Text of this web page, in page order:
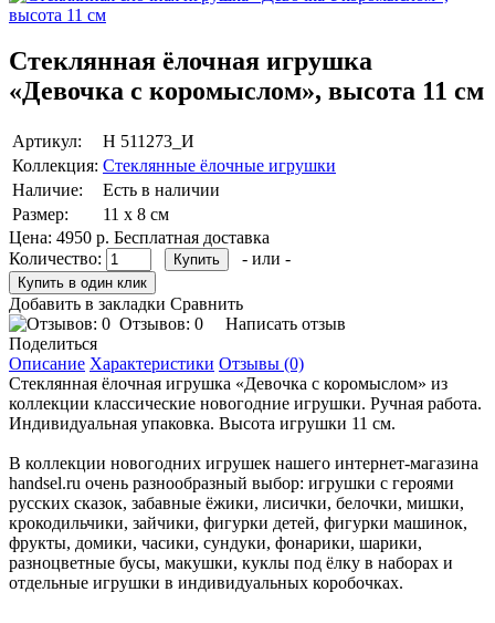
Стеклянная ёлочная игрушка
«Девочка с коромыслом», высота 11 см
Артикул:
Н 511273_И
Коллекция: Стеклянные ёлочные игрушки
Наличие:
Есть в наличии
Размер:
11 х 8 см
Цена: 4950 р. Бесплатная доставка
Количество:
- или -
Добавить в закладки Сравнить
Отзывов: 0
Написать отзыв
Поделиться
Описание Характеристики Отзывы (0)
Стеклянная ёлочная игрушка «Девочка с коромыслом» из
коллекции классические новогодние игрушки. Ручная работа.
Индивидуальная упаковка. Высота игрушки 11 см.
В коллекции новогодних игрушек нашего интернет-магазина
handsel.ru очень разнообразный выбор: игрушки с героями
русских сказок, забавные ёжики, лисички, белочки, мишки,
крокодильчики, зайчики, фигурки детей, фигурки машинок,
фрукты, домики, часики, сундуки, фонарики, шарики,
разноцветные бусы, макушки, куклы под ёлку в наборах и
отдельные игрушки в индивидуальных коробочках.